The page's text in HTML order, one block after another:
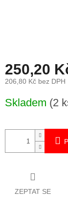
250,20
206,80 Kč bez DPH
cena:
Skladem (2
ZEPTAT SE